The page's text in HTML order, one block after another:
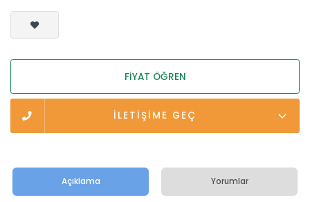
FİYAT ÖĞREN
İLETİŞİME GEÇ
Açıklama Yorumlar